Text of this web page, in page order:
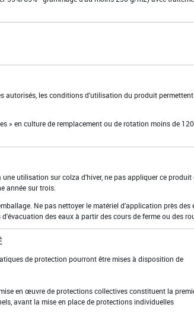
autorisés, les conditions d'utilisation du produit
» en culture de remplacement ou de rotation moins de
utilisation sur colza d'hiver, ne pas appliquer ce produit
année sur trois.
Ne pas nettoyer le matériel d'application près des
des eaux à partir des cours de ferme ou des
de protection pourront être mises à disposition de
en œuvre de protections collectives constituent la
avant la mise en place de protections individuelles